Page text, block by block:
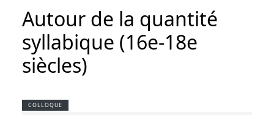
Autour de la quantité
syllabique (16e-18e
siècles)
COLLOQUE